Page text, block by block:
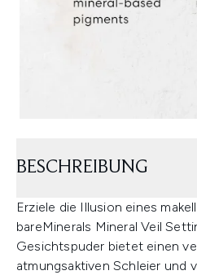
BESCHREIBUNG
Erziele die Illusion eines
bareMinerals Mineral Veil
Gesichtspuder bietet einen
atmungsaktiven Schleier und